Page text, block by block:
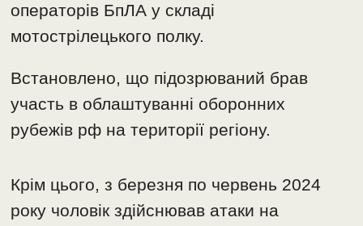
операторів БпЛА у складі
мотострілецького полку.
Встановлено, що підозрюваний брав
участь в облаштуванні оборонних
рубежів рф на території регіону.
Крім цього, з березня по червень 2024
року чоловік здійснював атаки на